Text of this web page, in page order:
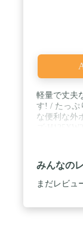
い。また、
ら保管して
軽量で丈夫
す! / たっぷ
な便利な外
みんなの
まだレビュ